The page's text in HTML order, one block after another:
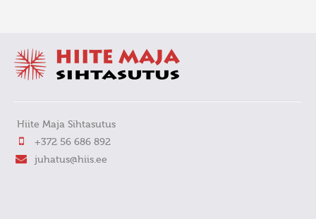
Hiite Maja Sihtasutus
+372 56 686 892
juhatus@hiis.ee